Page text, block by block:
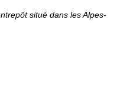
situé dans les Alpes-